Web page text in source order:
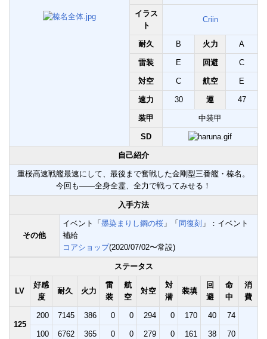
イラス
ト
Criin
耐久 B 火力 A
雷装 E 回避 C
対空 C 航空 E
速力 30 運 47
装甲 中装甲
SD
自己紹介
重桜高速戦艦最速にして、最後まで奮戦した金剛型三番艦・榛名。
今回も――全身全霊、全力で戦ってみせる！
入手方法
その他
イベント「墨染まりし鋼の桜 」「同復刻 」：イベント
補給
コアショップ(2020/07/02〜常設)
ステータス
LV
好感
度
耐久 火力
雷
装
航
空
対空
対
潜
装填
回
避
命
中
消
費
125
200 7145 386 0 0 294 0 170 40 74
100 6762 365 0 0 279 0 161 38 70